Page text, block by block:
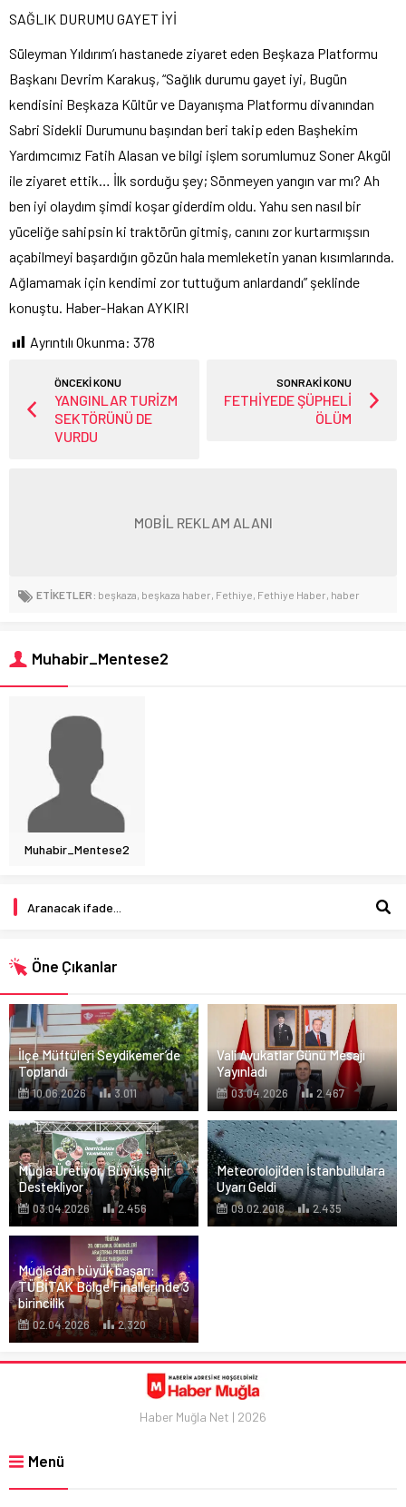
SAĞLIK DURUMU GAYET İYİ
Süleyman Yıldırım’ı hastanede ziyaret eden Beşkaza Platformu
Başkanı Devrim Karakuş, “Sağlık durumu gayet iyi, Bugün
kendisini Beşkaza Kültür ve Dayanışma Platformu divanından
Sabri Sidekli Durumunu başından beri takip eden Başhekim
Yardımcımız Fatih Alasan ve bilgi işlem sorumlumuz Soner Akgül
ile ziyaret ettik… İlk sorduğu şey; Sönmeyen yangın var mı? Ah
ben iyi olaydım şimdi koşar giderdim oldu. Yahu sen nasıl bir
yüceliğe sahipsin ki traktörün gitmiş, canını zor kurtarmışsın
açabilmeyi başardığın gözün hala memleketin yanan kısımlarında.
Ağlamamak için kendimi zor tuttuğum anlardandı” şeklinde
konuştu. Haber-Hakan AYKIRI
Ayrıntılı Okunma: 378
ÖNCEKİ KONU
YANGINLAR TURİZM
SEKTÖRÜNÜ DE
VURDU
SONRAKİ KONU
FETHİYEDE ŞÜPHELİ
ÖLÜM
MOBİL REKLAM ALANI
ETİKETLER: beşkaza, beşkaza haber, Fethiye, Fethiye Haber, haber
Muhabir_Mentese2
Muhabir_Mentese2
Öne Çıkanlar
İlçe Müftüleri Seydikemer’de
Toplandı
10.06.2026 3.011
Vali Avukatlar Günü Mesajı
Yayınladı
03.04.2026 2.467
Muğla Üretiyor, Büyükşehir
Destekliyor
03.04.2026 2.456
Meteoroloji’den İstanbullulara
Uyarı Geldi
09.02.2018 2.435
Muğla’dan büyük başarı:
TÜBİTAK Bölge Finallerinde 3
birincilik
02.04.2026 2.320
Haber Muğla Net | 2026
Menü